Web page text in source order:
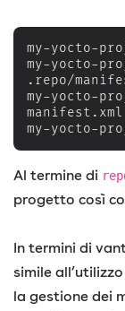
my-yocto-
my-yocto-
.repo/
my-yocto-
manifest.xml
my-yocto-
Al termine di
progetto così
In termini di
simile
la gestione dei